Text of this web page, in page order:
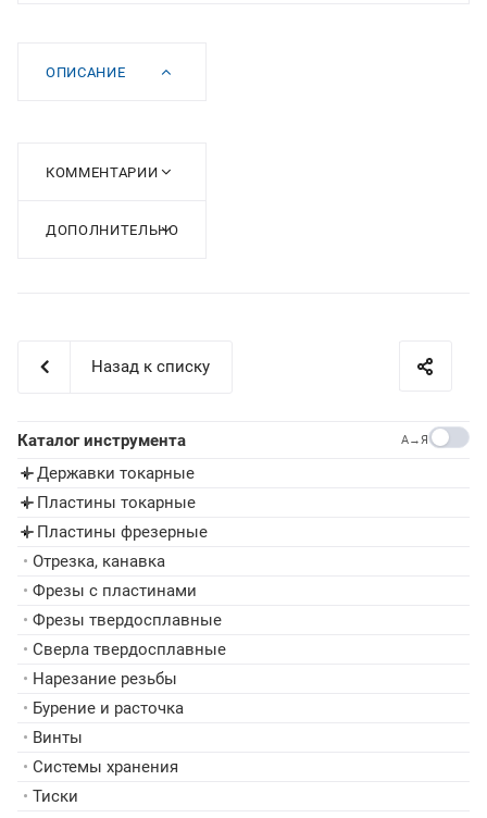
ОПИСАНИЕ
КОММЕНТАРИИ
ДОПОЛНИТЕЛЬНО
Назад к списку
Каталог инструмента A→Я
▸ Державки токарные
▸ Пластины токарные
▸ Пластины фрезерные
• Отрезка, канавка
• Фрезы с пластинами
• Фрезы твердосплавные
• Сверла твердосплавные
• Нарезание резьбы
• Бурение и расточка
• Винты
• Системы хранения
• Тиски